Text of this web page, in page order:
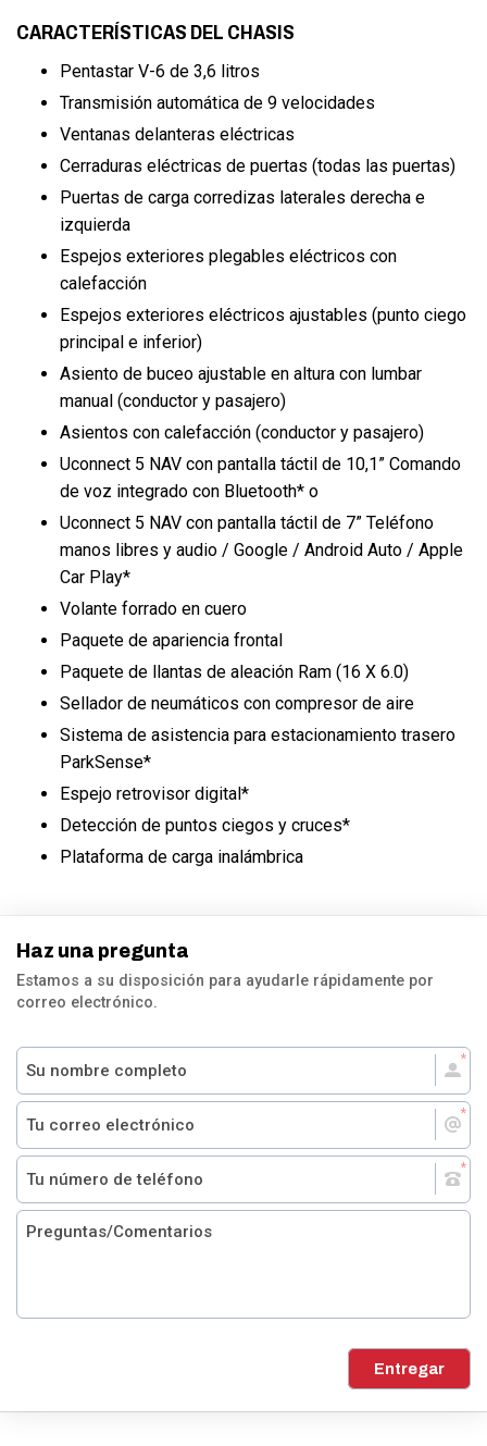
CARACTERÍSTICAS DEL CHASIS
Pentastar V-6 de 3,6 litros
Transmisión automática de 9 velocidades
Ventanas delanteras eléctricas
Cerraduras eléctricas de puertas (todas las puertas)
Puertas de carga corredizas laterales derecha e
izquierda
Espejos exteriores plegables eléctricos con
calefacción
Espejos exteriores eléctricos ajustables (punto ciego
principal e inferior)
Asiento de buceo ajustable en altura con lumbar
manual (conductor y pasajero)
Asientos con calefacción (conductor y pasajero)
Uconnect 5 NAV con pantalla táctil de 10,1” Comando
de voz integrado con Bluetooth* o
Uconnect 5 NAV con pantalla táctil de 7” Teléfono
manos libres y audio / Google / Android Auto / Apple
Car Play*
Volante forrado en cuero
Paquete de apariencia frontal
Paquete de llantas de aleación Ram (16 X 6.0)
Sellador de neumáticos con compresor de aire
Sistema de asistencia para estacionamiento trasero
ParkSense*
Espejo retrovisor digital*
Detección de puntos ciegos y cruces*
Plataforma de carga inalámbrica
Haz una pregunta
Estamos a su disposición para ayudarle rápidamente por
correo electrónico.
Entregar